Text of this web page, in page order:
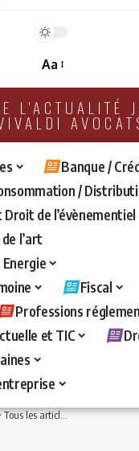
Aa
L'ACTUALITÉ
Banque /
/
de l’évènementiel
l’art
Fiscal
Professions
et TIC
Tous les articles >Ressources